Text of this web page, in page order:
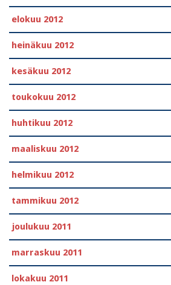
elokuu 2012
heinäkuu 2012
kesäkuu 2012
toukokuu 2012
huhtikuu 2012
maaliskuu 2012
helmikuu 2012
tammikuu 2012
joulukuu 2011
marraskuu 2011
lokakuu 2011